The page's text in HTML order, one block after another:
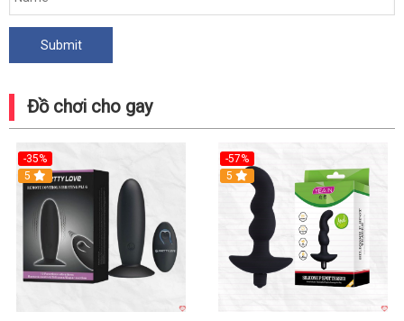
Đồ chơi cho gay
-35%
5
-57%
5